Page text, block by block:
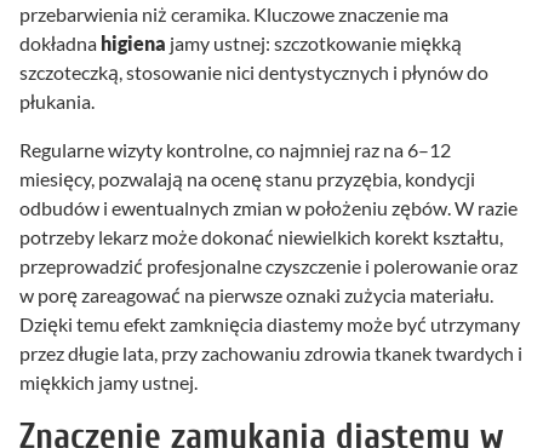
przebarwienia niż ceramika. Kluczowe znaczenie ma
dokładna higiena jamy ustnej: szczotkowanie miękką
szczoteczką, stosowanie nici dentystycznych i płynów do
płukania.
Regularne wizyty kontrolne, co najmniej raz na 6–12
miesięcy, pozwalają na ocenę stanu przyzębia, kondycji
odbudów i ewentualnych zmian w położeniu zębów. W razie
potrzeby lekarz może dokonać niewielkich korekt kształtu,
przeprowadzić profesjonalne czyszczenie i polerowanie oraz
w porę zareagować na pierwsze oznaki zużycia materiału.
Dzięki temu efekt zamknięcia diastemy może być utrzymany
przez długie lata, przy zachowaniu zdrowia tkanek twardych i
miękkich jamy ustnej.
Znaczenie zamykania diastemy w